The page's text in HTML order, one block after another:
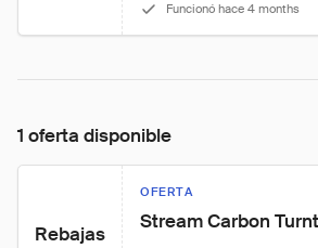
Funcionó hace 4 months
1 oferta disponible
Rebajas
OFERTA
Stream Carbon